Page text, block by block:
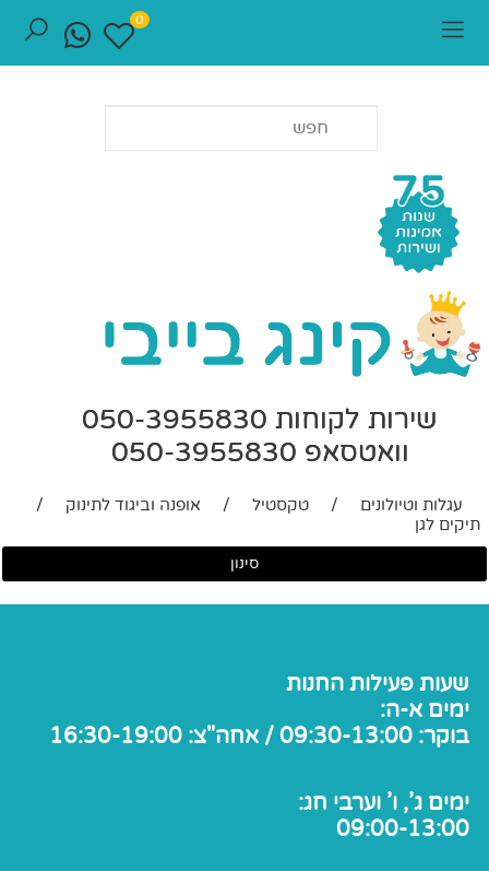
שירות לקוחות 050-3955830
וואטסאפ 050-3955830
0
עגלות וטיולונים / טקסטיל / אופנה וביגוד לתינוק
/
תיקים לגן
סינון
שעות פעילות החנות
ימים א-ה:
בוקר: 09:30-13:00 / אחה"צ: 16:30-19:00
ימים ג', ו' וערבי חג:
09:00-13:00